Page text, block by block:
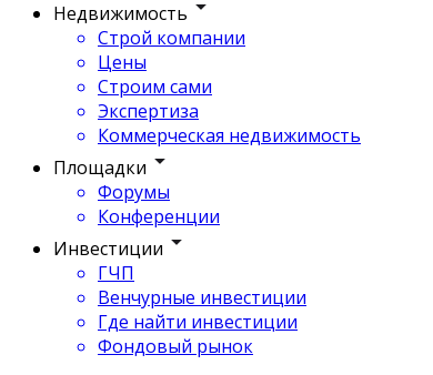
Недвижимость
Строй компании
Цены
Строим сами
Экспертиза
Коммерческая недвижимость
Площадки
Форумы
Конференции
Инвестиции
ГЧП
Венчурные инвестиции
Где найти инвестиции
Фондовый рынок